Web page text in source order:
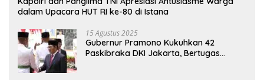
dalam Upacara HUT RI ke-80 di Istana
15 Agustus 2025
Gubernur Pramono Kukuhkan 42
Paskibraka DKI Jakarta, Bertugas